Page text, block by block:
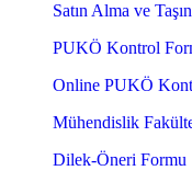
Satın Alma ve
PUKÖ Kontrol
Online PUKÖ
Mühendislik
Dilek-Öneri Formu